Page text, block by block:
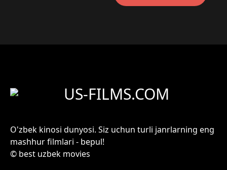
US-FILMS.COM
O'zbek kinosi dunyosi. Siz uchun turli janrlarning eng
mashhur filmlari - bepul!
© best uzbek movies